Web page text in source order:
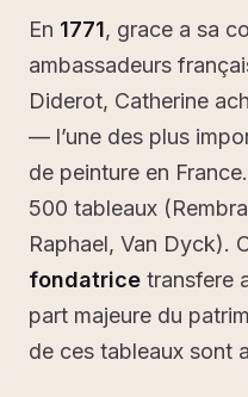
En 1771, grace a sa
ambassadeurs
Diderot, Catherine
— l’une des plus
de peinture en
500 tableaux
Raphael, Van Dyck).
fondatrice transfere
part majeure du
de ces tableaux sont